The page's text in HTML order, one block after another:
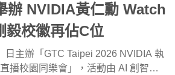
辦 NVIDIA黃仁勳 Watch
校徽再佔C位
日主辦「GTC Taipei 2026 NVIDIA 執
播校園同樂會」，活動由 AI 創智學